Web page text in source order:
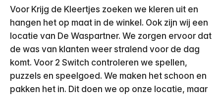
Voor Krijg de Kleertjes zoeken we kleren uit en
hangen het op maat in de winkel. Ook zijn wij een
locatie van De Waspartner. We zorgen ervoor dat
de was van klanten weer stralend voor de dag
komt. Voor 2 Switch controleren we spellen,
puzzels en speelgoed. We maken het schoon en
pakken het in. Dit doen we op onze locatie, maar